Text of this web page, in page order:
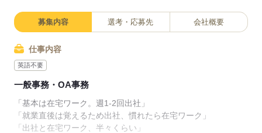
募集内容 選考・応募先 会社概要
仕事内容
英語不要
一般事務・OA事務
「基本は在宅ワーク。週1-2回出社」
「就業直後は覚えるため出社、慣れたら在宅ワーク」
「出社と在宅ワーク、半々くらい」